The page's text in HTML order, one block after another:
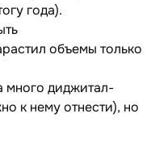
года).
объемы только
много диджитал-
к нему отнести), но